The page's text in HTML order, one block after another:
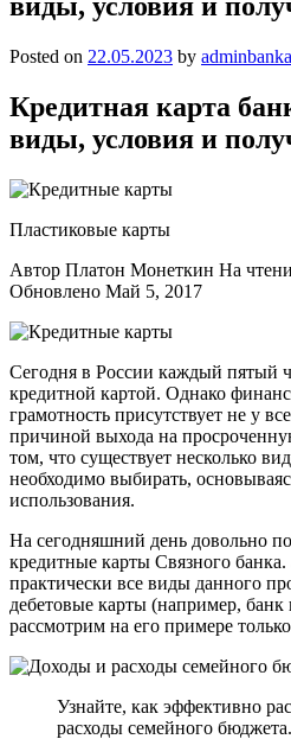
Posted on 22.05.2023 by adminbanka
Кредитная карта
виды, условия и
Пластиковые карты
Автор Платон Монеткин На
Обновлено Май 5, 2017
Сегодня в России каждый пятый
кредитной картой. Однако
грамотность присутствует не у
причиной выхода на
том, что существует несколько
необходимо выбирать,
использования.
На сегодняшний день довольно
кредитные карты Связного банка.
практически все виды данного
дебетовые карты (например,
рассмотрим на его примере
Узнайте, как эффективно
расходы семейного бюджета.